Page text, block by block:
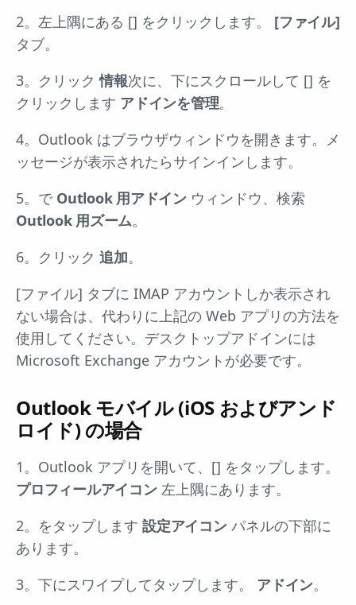
2。左上隅にある [] をクリックします。 [ファイル]
タブ。
3。クリック情報次に、下にスクロールして [] を
クリックします アドインを管理。
4。Outlook はブラウザウィンドウを開きます。メ
ッセージが表示されたらサインインします。
5。で Outlook 用アドインウィンドウ、検索
Outlook 用ズーム。
6。クリック 追加。
[ファイル] タブに IMAP アカウントしか表示され
ない場合は、代わりに上記の Web アプリの方法を
使用してください。デスクトップアドインには
Microsoft Exchange アカウントが必要です。
Outlook モバイル (iOS およびアンド
ロイド) の場合
1。Outlook アプリを開いて、[] をタップします。
プロフィールアイコン左上隅にあります。
2。をタップします 設定アイコンパネルの下部に
あります。
3。下にスワイプしてタップします。 アドイン。